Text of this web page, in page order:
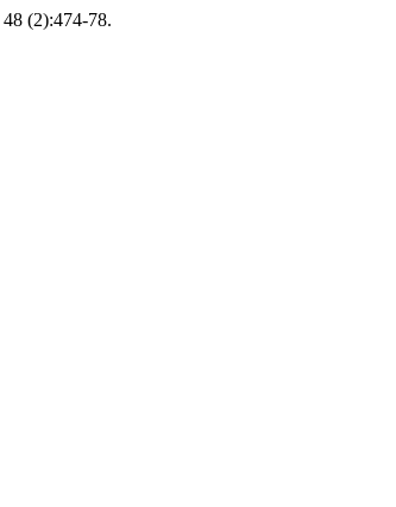
48 (2):474-78.